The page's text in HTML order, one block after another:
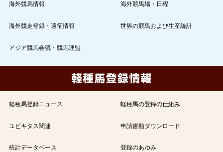
海外競馬情報 海外競馬場・日程
海外競走登録・遠征情報 世界の競馬および生産統計
アジア競馬会議・競馬連盟
軽種馬登録ニュース 軽種馬の登録の仕組み
ユビキタス関連 申請書類ダウンロード
統計データベース 登録のあゆみ